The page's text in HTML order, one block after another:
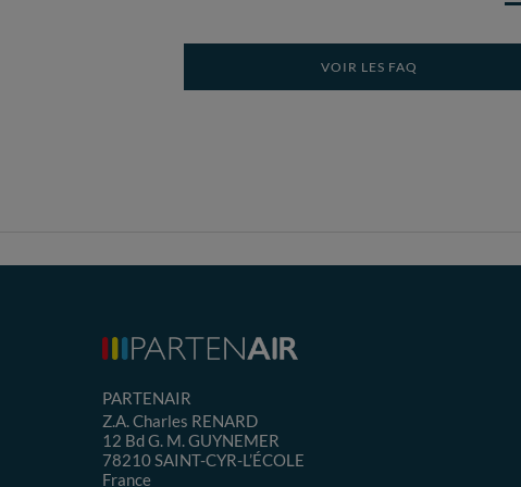
VOIR LES FAQ
PARTENAIR
Z.A. Charles RENARD
12 Bd G. M. GUYNEMER
78210SAINT-CYR-L’ÉCOLE
France